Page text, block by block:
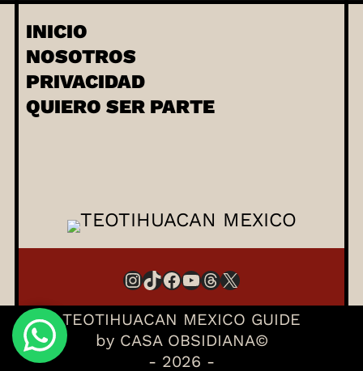
INICIO
NOSOTROS
PRIVACIDAD
QUIERO SER PARTE
InstagramTikTok Facebook YouTube Threads X
TEOTIHUACAN MEXICO GUIDE
by CASA OBSIDIANA©
- 2026 -